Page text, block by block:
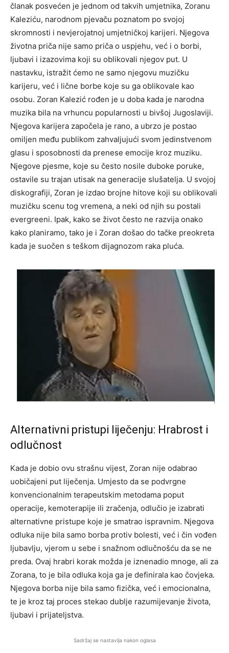
članak posvećen je jednom od takvih umjetnika, Zoranu
Kaleziću, narodnom pjevaču poznatom po svojoj
skromnosti i nevjerojatnoj umjetničkoj karijeri. Njegova
životna priča nije samo priča o uspjehu, već i o borbi,
ljubavi i izazovima koji su oblikovali njegov put. U
nastavku, istražit ćemo ne samo njegovu muzičku
karijeru, već i lične borbe koje su ga oblikovale kao
osobu. Zoran Kalezić rođen je u doba kada je narodna
muzika bila na vrhuncu popularnosti u bivšoj Jugoslaviji.
Njegova karijera započela je rano, a ubrzo je postao
omiljen među publikom zahvaljujući svom jedinstvenom
glasu i sposobnosti da prenese emocije kroz muziku.
Njegove pjesme, koje su često nosile duboke poruke,
ostavile su trajan utisak na generacije slušatelja. U svojoj
diskografiji, Zoran je izdao brojne hitove koji su oblikovali
muzičku scenu tog vremena, a neki od njih su postali
evergreeni. Ipak, kako se život često ne razvija onako
kako planiramo, tako je i Zoran došao do tačke preokreta
kada je suočen s teškom dijagnozom raka pluća.
Alternativni pristupi liječenju: Hrabrost i
odlučnost
Kada je dobio ovu strašnu vijest, Zoran nije odabrao
uobičajeni put liječenja. Umjesto da se podvrgne
konvencionalnim terapeutskim metodama poput
operacije, kemoterapije ili zračenja, odlučio je izabrati
alternativne pristupe koje je smatrao ispravnim. Njegova
odluka nije bila samo borba protiv bolesti, već i čin vođen
ljubavlju, vjerom u sebe i snažnom odlučnošću da se ne
preda. Ovaj hrabri korak možda je iznenadio mnoge, ali za
Zorana, to je bila odluka koja ga je definirala kao čovjeka.
Njegova borba nije bila samo fizička, već i emocionalna,
te je kroz taj proces stekao dublje razumijevanje života,
ljubavi i prijateljstva.
Sadržaj se nastavlja nakon oglasa